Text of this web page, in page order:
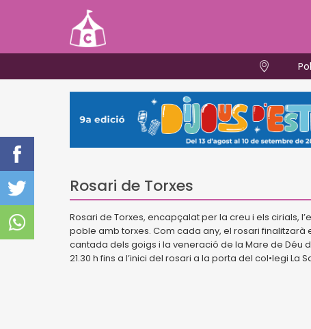
Rosari de Torxes
Rosari de Torxes, encapçalat per la creu i els cirials,
poble amb torxes. Com cada any, el rosari finalitzarà
cantada dels goigs i la veneració de la Mare de Déu
21.30 h fins a l’inici del rosari a la porta del col•legi